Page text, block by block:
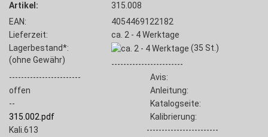
Artikel:
315.008
EAN:
4054469122182
Lieferzeit:
ca. 2 - 4 Werktage
Lagerbestand*:
(ohne Gewähr)
(35 St.)
------------------------
------------------------
Avis:
offen
Anleitung:
--
Katalogseite:
315.002.pdf
Kalibrierung:
Kali.613
------------------------